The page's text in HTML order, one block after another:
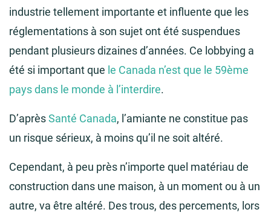
industrie tellement importante et influente que les
réglementations à son sujet ont été suspendues
pendant plusieurs dizaines d’années. Ce lobbying a
été si important que le Canada n’est que le 59ème
pays dans le monde à l’interdire.
D’aprèsSanté Canada, l’amiante ne constitue pas
un risque sérieux, à moins qu’il ne soit altéré.
Cependant, à peu près n’importe quel matériau de
construction dans une maison, à un moment ou à un
autre, va être altéré. Des trous, des percements, lors